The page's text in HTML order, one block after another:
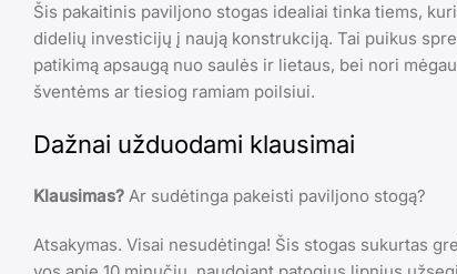
Šis pakaitinis paviljono stogas idealiai tinka tiems,
didelių investicijų į naują konstrukciją. Tai puikus
patikimą apsaugą nuo saulės ir lietaus, bei nori
šventėms ar tiesiog ramiam poilsiui.
Dažnai užduodami klausimai
Klausimas? Ar sudėtinga pakeisti paviljono stogą?
Atsakymas. Visai nesudėtinga! Šis stogas sukurtas